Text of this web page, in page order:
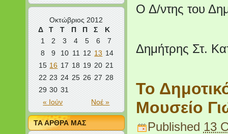
Οκτώβριος 2012
Δ
Τ Τ Π Π Σ Κ
« Ιούν Νοέ »
1 2 3 4 5 6
7
8
9 10 11 12 13 14
15 16 17 18 19 20 21
22 23 24 25 26 27 28
29 30 31
ΤΑ ΑΡΘΡΑ ΜΑΣ
Ο Δ/ντης του
Δημήτρης Στ.
Το
Μουσείο
Published 13